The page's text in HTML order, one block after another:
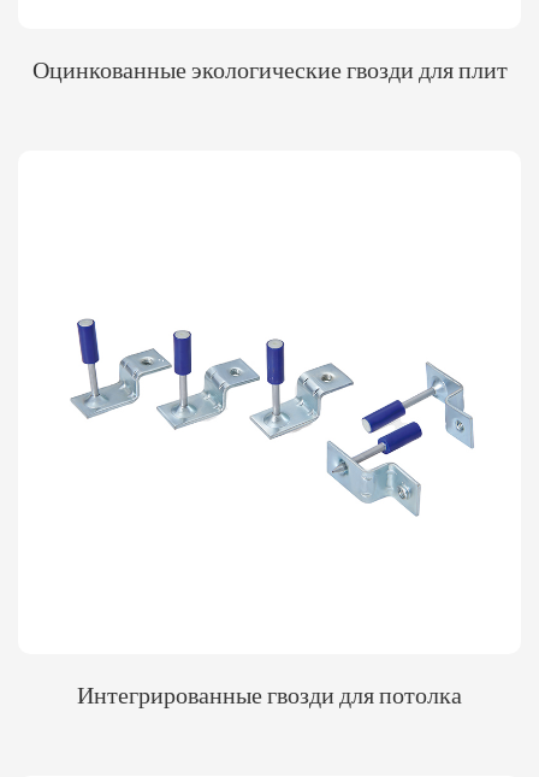
Оцинкованные экологические гвозди для плит
Интегрированные гвозди для потолка